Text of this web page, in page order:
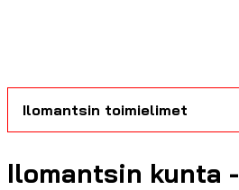
Ilomantsin toimielimet
Ilomantsin kunta -